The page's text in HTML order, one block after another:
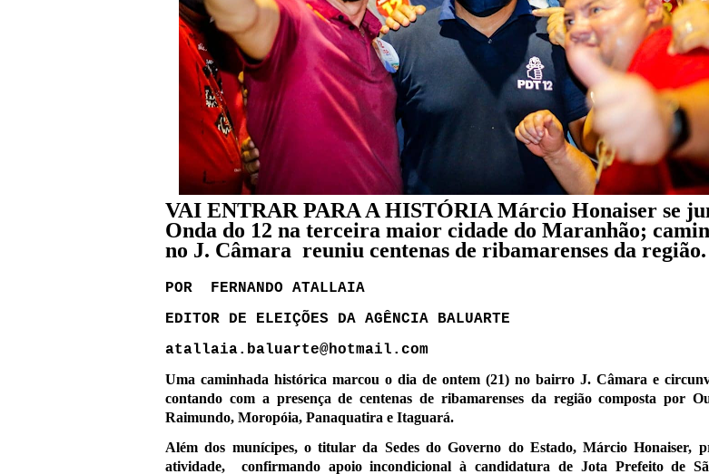
VAI ENTRAR PARA A HISTÓRIA Márcio Honaiser se
Onda do 12 na terceira maior cidade do Maranhão;
no J. Câmara reuniu centenas de ribamarenses da região.
POR FERNANDO ATALLAIA
EDITOR DE ELEIÇÕES DA AGÊNCIA BALUARTE
atallaia.baluarte@hotmail.com
Uma caminhada histórica marcou o dia de ontem (21) no bairro J. Câmara e
contando com a presença de centenas de ribamarenses da região composta por
Raimundo, Moropóia, Panaquatira e Itaguará.
Além dos munícipes, o titular da Sedes do Governo do Estado, Márcio Honaiser,
atividade,
confirmando apoio incondicional à candidatura de Jota Prefeito de